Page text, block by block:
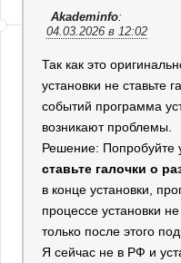
Akademinfo:
04.03.2026 в 12:02
Так как это
установки не ставьте
событий программа
возникают проблемы.
Решение: Попробуйте
ставьте галочки о
в конце установки,
процессе установки
только после этого
Я сейчас не в РФ и